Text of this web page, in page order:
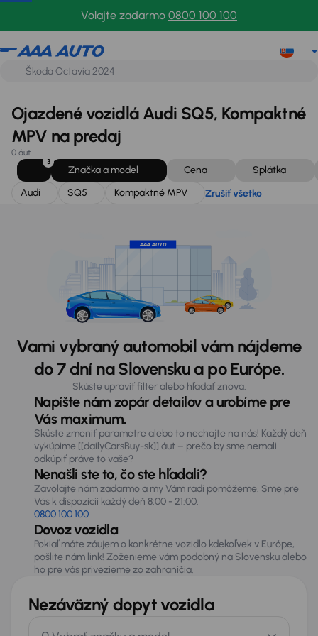
Volajte zadarmo 0800 100 100
Audi
Ojazdené vozidlá Audi SQ5, Kompaktné
MPV na predaj
0 áut
3
Značka a model Cena
Splátka
Audi
SQ5 Kompaktné MPV Zrušiť všetko
Vami vybraný automobil vám nájdeme
do 7 dní na Slovensku a po Európe.
Skúste upraviť filter alebo hľadať znova.
Napíšte nám zopár detailov a urobíme pre
Vás maximum.
Skúste zmeniť parametre alebo to nechajte na nás! Každý deň
vykúpime [[dailyCarsBuy-sk]] áut – prečo by sme nemali
odkúpiť práve to vaše?
Nenašli ste to, čo ste hľadali?
Zavolajte nám zadarmo a my Vám radi pomôžeme. Sme pre
Vás k dispozícii každý deň 8:00 - 21:00.
0800 100 100
Dovoz vozidla
Pokiaľ máte záujem o konkrétne vozidlo kdekoľvek v Európe,
pošlite nám link! Zoženieme vám podobný na Slovensku alebo
ho pre vás privezieme zo zahraničia.
Nezáväzný dopyt vozidla